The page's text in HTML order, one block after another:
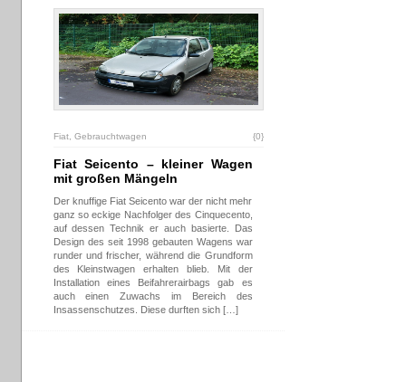
Oldtimer Opel Peugeot Pontiac
Saab Seat Sicherheit Skoda
Fiat, Gebrauchtwagen {0}
Fiat Seicento – kleiner Wagen
mit großen Mängeln
Der knuffige Fiat Seicento war der nicht mehr
ganz so eckige Nachfolger des Cinquecento,
auf dessen Technik er auch basierte. Das
Design des seit 1998 gebauten Wagens war
runder und frischer, während die Grundform
des Kleinstwagen erhalten blieb. Mit der
Installation eines Beifahrerairbags gab es
auch einen Zuwachs im Bereich des
Insassenschutzes. Diese durften sich […]